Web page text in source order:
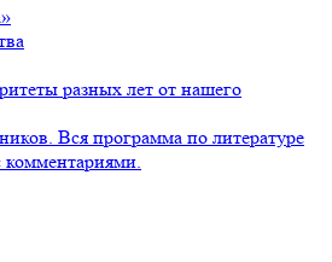
разных лет от нашего
Вся программа по литературе